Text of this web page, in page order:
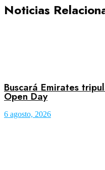
Noticias
Buscará Emirates
Open Day
6 agosto, 2026